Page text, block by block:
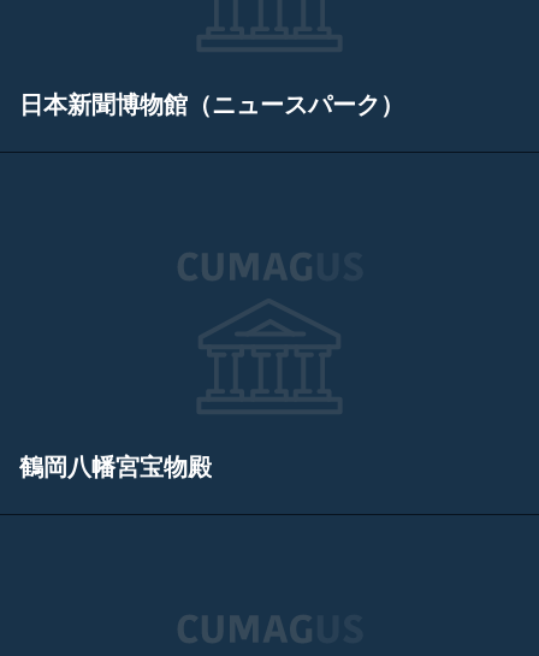
日本新聞博物館（ニュースパーク）
鶴岡八幡宮宝物殿